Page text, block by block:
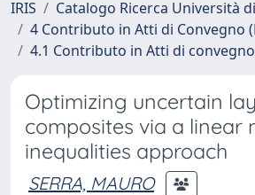
IRIS
Catalogo Ricerca Università
4 Contributo in Atti di Convegno
4.1 Contributo in Atti di convegno
Optimizing uncertain
composites via a linear
inequalities approach
SERRA, MAURO